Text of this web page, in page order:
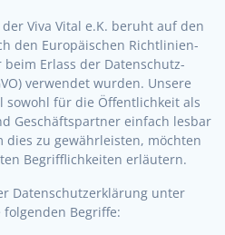
Viva Vital e.K. beruht auf den
den Europäischen Richtlinien-
Erlass der Datenschutz-
verwendet wurden. Unsere
sowohl für die Öffentlichkeit als
Geschäftspartner einfach lesbar
dies zu gewährleisten, möchten
Begrifflichkeiten erläutern.
Datenschutzerklärung unter
Begriffe: